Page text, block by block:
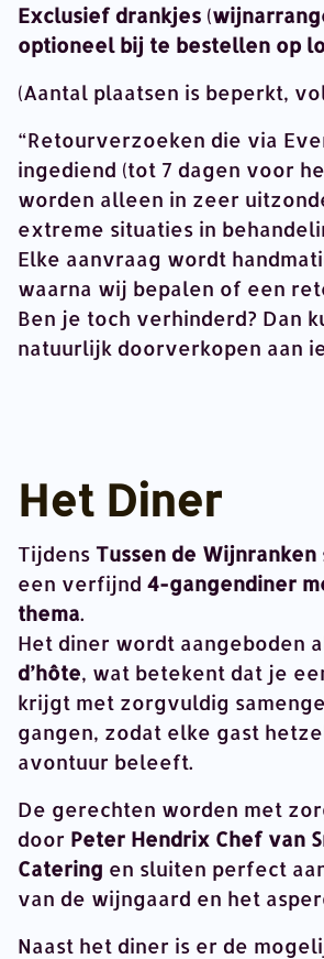
Exclusief drankjes (
optioneel bij te bestellen op
(Aantal plaatsen is beperkt,
“Retourverzoeken die via
ingediend (tot 7 dagen voor
worden alleen in zeer
extreme situaties in
Elke aanvraag wordt
waarna wij bepalen of een
Ben je toch verhinderd? Dan
natuurlijk doorverkopen aan
Het Diner
Tijdens Tussen de Wijnranken
een verfijnd 4-gangendiner
thema.
Het diner wordt aangeboden
d’hôte, wat betekent dat je
krijgt met zorgvuldig
gangen, zodat elke gast
avontuur beleeft.
De gerechten worden met
door Peter Hendrix Chef van
Catering en sluiten perfect
van de wijngaard en het
Naast het diner is er de